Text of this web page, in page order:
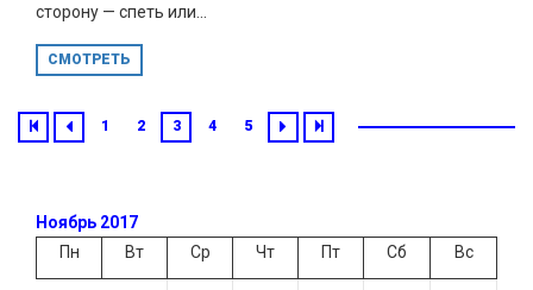
сторону — спеть или...
СМОТРЕТЬ
1 2 3 4 5
Ноябрь 2017
Пн
Вт Ср Чт Пт Сб Вс